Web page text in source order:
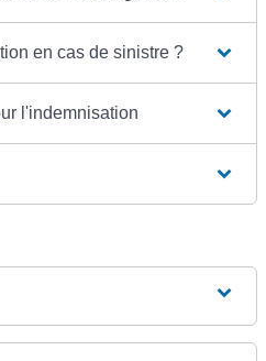
en cas de sinistre ?
l'indemnisation